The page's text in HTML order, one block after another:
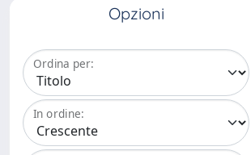
Opzioni
Ordina per:
In ordine: